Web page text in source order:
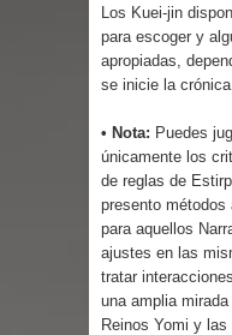
Los Kuei-jin
para escoger y
apropiadas,
se inicie la
• Nota: Puedes
únicamente los
de reglas de
presento
para aquellos
ajustes en las
tratar
una amplia
Reinos Yomi y